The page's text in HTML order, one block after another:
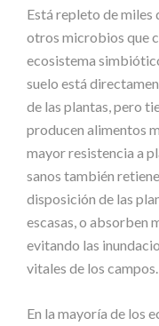
Está repleto de miles
otros microbios que
ecosistema
suelo está
de las plantas, pero
producen alimentos
mayor resistencia a
sanos también
disposición de las
escasas, o absorben
evitando las
vitales de los campos.
En la mayoría de los